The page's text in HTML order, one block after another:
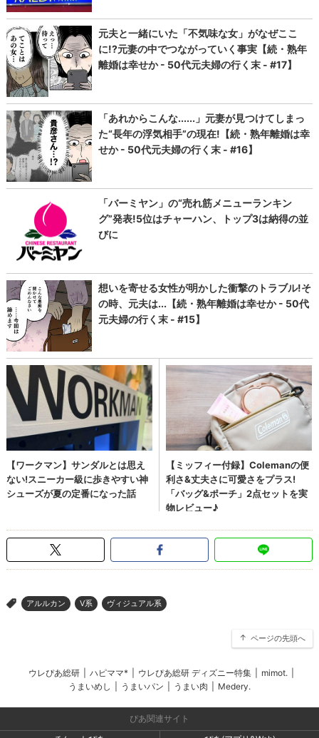
> アルルカン V系 ヴィジュアル系
ページの先頭へ
ウレぴあ総研 ハピママ* ウレぴあ総研 ディズニー特集 mimot.
うまいめし
うまいパン うまい肉 Medery.
ぴあ関連サイト